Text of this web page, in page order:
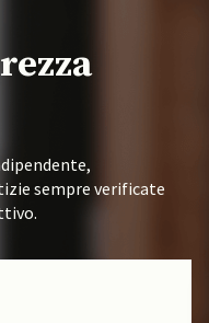
sempre verificate